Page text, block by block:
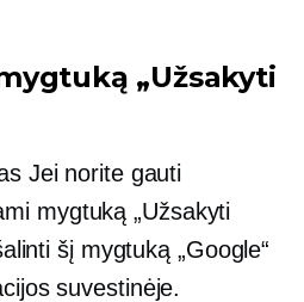
„Užsakyti
Jei norite gauti
mygtuką „Užsakyti
šį mygtuką „Google“
suvestinėje.